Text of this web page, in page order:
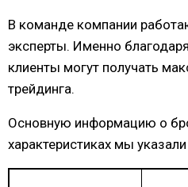
В команде компании
эксперты. Именно
клиенты могут получать
трейдинга.
Основную информацию о
характеристиках мы